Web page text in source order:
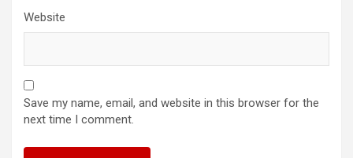
Website
Save my name, email, and website in this browser for the
next time I comment.